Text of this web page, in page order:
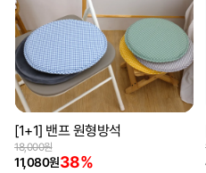
[1+1] 밴프 원형방석
11,080원38%
18,000원